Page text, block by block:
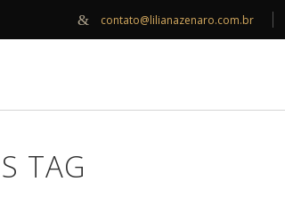
contato@lilianazenaro.com.br
TAG